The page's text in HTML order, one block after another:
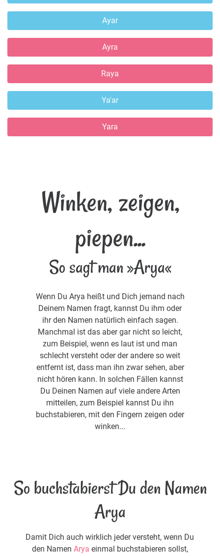
Ayar
Ayra
Raya
Ya'ar
Yara
Winken, zeigen,
piepen...
So sagt man »Arya«
Wenn Du Arya heißt und Dich jemand nach
Deinem Namen fragt, kannst Du ihm oder
ihr den Namen natürlich einfach sagen.
Manchmal ist das aber gar nicht so leicht,
zum Beispiel, wenn es laut ist und man
schlecht versteht oder der andere so weit
entfernt ist, dass man ihn zwar sehen, aber
nicht hören kann. In solchen Fällen kannst
Du Deinen Namen auf viele andere Arten
mitteilen, zum Beispiel kannst Du ihn
buchstabieren, mit den Fingern zeigen oder
winken...
So buchstabierst Du den Namen
Arya
Damit Dich auch wirklich jeder versteht, wenn Du
den Namen Arya einmal buchstabieren sollst,